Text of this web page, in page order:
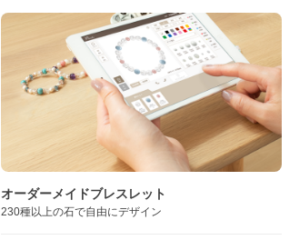
オーダーメイドブレスレット
230種以上の石で自由にデザイン